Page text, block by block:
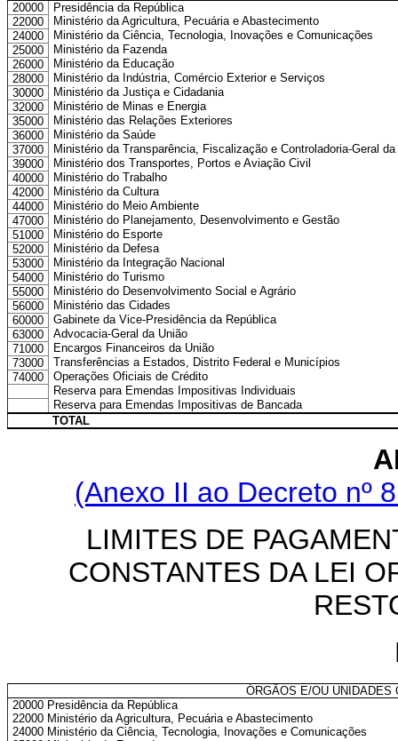
20000
Presidência da República
22000
Ministério da Agricultura, Pecuária e Abastecimento
24000
Ministério da Ciência, Tecnologia, Inovações e Comunicações
25000
Ministério da Fazenda
26000
Ministério da Educação
28000
Ministério da Indústria, Comércio Exterior e Serviços
30000
Ministério da Justiça e Cidadania
32000
Ministério de Minas e Energia
35000
Ministério das Relações Exteriores
36000
Ministério da Saúde
37000
Ministério da Transparência, Fiscalização e Controladoria-Geral da
39000
Ministério dos Transportes, Portos e Aviação Civil
40000
Ministério do Trabalho
42000
Ministério da Cultura
44000
Ministério do Meio Ambiente
47000
Ministério do Planejamento, Desenvolvimento e Gestão
51000
Ministério do Esporte
52000
Ministério da Defesa
53000
Ministério da Integração Nacional
54000
Ministério do Turismo
55000
Ministério do Desenvolvimento Social e Agrário
56000
Ministério das Cidades
60000
Gabinete da Vice-Presidência da República
63000
Advocacia-Geral da União
71000
Encargos Financeiros da União
73000
Transferências a Estados, Distrito Federal e Municípios
74000
Operações Oficiais de Crédito
Reserva para Emendas Impositivas Individuais
Reserva para Emendas Impositivas de Bancada
TOTAL
(Anexo II ao Decreto nº
LIMITES DE
CONSTANTES DA LEI
ÓRGÃOS E/OU UNIDADES
20000 Presidência da República
22000 Ministério da Agricultura, Pecuária e Abastecimento
24000 Ministério da Ciência, Tecnologia, Inovações e Comunicações